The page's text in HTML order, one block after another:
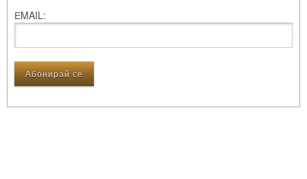
ЕMAIL: